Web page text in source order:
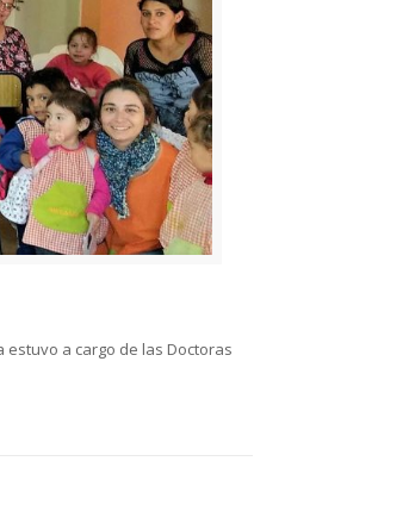
a cargo de las Doctoras